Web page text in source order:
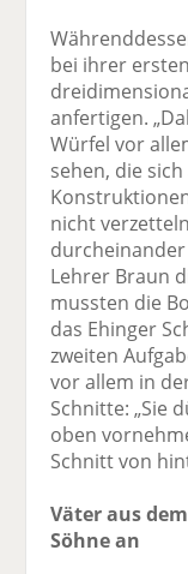
bei ihrer
anfertigen.
Würfel vor
sehen, die
nicht
Lehrer Braun
mussten die
das Ehinger
zweiten
vor allem in
Schnitte: „Sie
oben
Schnitt von
Väter aus
Söhne an